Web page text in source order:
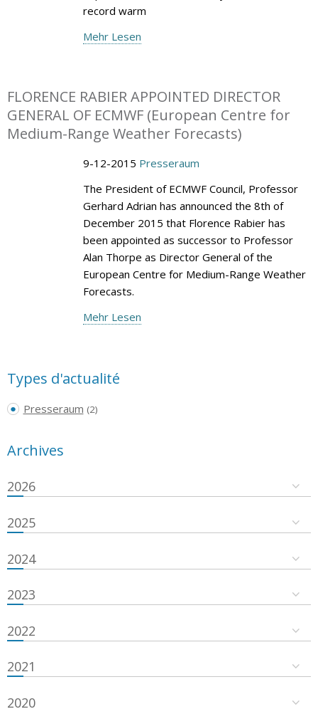
record warm
Mehr Lesen
FLORENCE RABIER APPOINTED DIRECTOR
GENERAL OF ECMWF (European Centre for
Medium-Range Weather Forecasts)
9-12-2015 Presseraum
The President of ECMWF Council, Professor
Gerhard Adrian has announced the 8th of
December 2015 that Florence Rabier has
been appointed as successor to Professor
Alan Thorpe as Director General of the
European Centre for Medium-Range Weather
Forecasts.
Mehr Lesen
Types d'actualité
Presseraum (2)
Archives
2026
2025
2024
2023
2022
2021
2020